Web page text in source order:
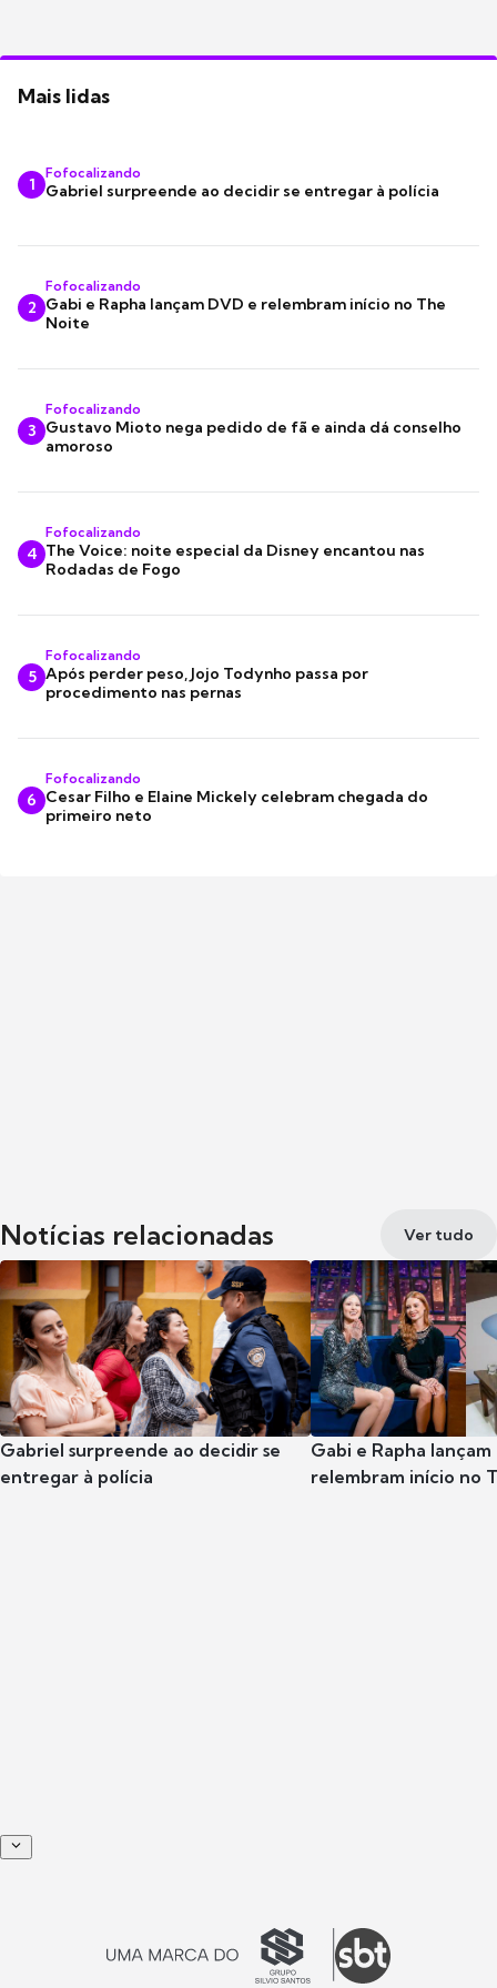
Mais lidas
1
Fofocalizando
Gabriel surpreende ao decidir se entregar à polícia
2
Fofocalizando
Gabi e Rapha lançam DVD e relembram início no The
Noite
3
Fofocalizando
Gustavo Mioto nega pedido de fã e ainda dá conselho
amoroso
4
Fofocalizando
The Voice: noite especial da Disney encantou nas
Rodadas de Fogo
5
Fofocalizando
Após perder peso, Jojo Todynho passa por
procedimento nas pernas
6
Fofocalizando
Cesar Filho e Elaine Mickely celebram chegada do
primeiro neto
Notícias relacionadas Ver tudo
Gabriel surpreende ao decidir se
entregar à polícia
Gabi e Rapha
relembram início no